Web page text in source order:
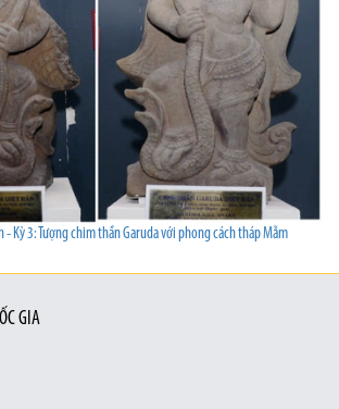
- Kỳ 3: Tượng chim thần Garuda với phong cách tháp Mẫm
GIA